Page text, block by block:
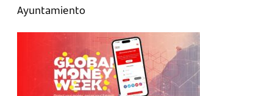
Ayuntamiento